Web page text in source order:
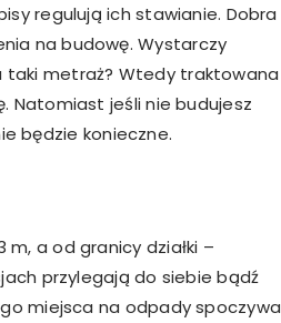
regulują ich stawianie. Dobra
na budowę. Wystarczy
taki metraż? Wtedy traktowana
Natomiast jeśli nie budujesz
będzie konieczne.
a od granicy działki –
przylegają do siebie bądź
miejsca na odpady spoczywa